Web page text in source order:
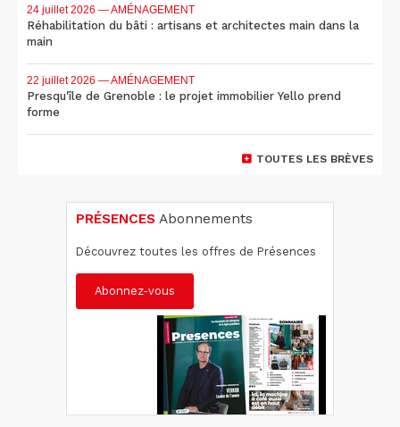
24 juillet 2026 — AMÉNAGEMENT
Réhabilitation du bâti : artisans et architectes main dans la
main
22 juillet 2026 — AMÉNAGEMENT
Presqu'île de Grenoble : le projet immobilier Yello prend
forme
TOUTES LES BRÈVES
PRÉSENCES Abonnements
Découvrez toutes les offres de Présences
Abonnez-vous